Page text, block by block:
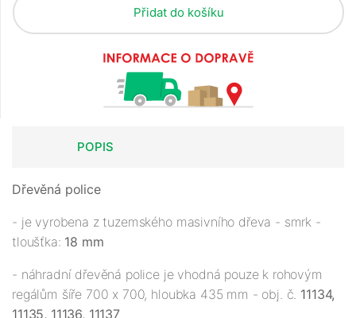
Přidat do košíku
POPIS
Dřevěná police
- je vyrobena z tuzemského masivního dřeva - smrk -
tloušťka: 18 mm
- náhradní dřevěná police je vhodná pouze k rohovým
regálům šíře 700 x 700, hloubka 435 mm - obj. č. 11134,
11135, 11136, 11137